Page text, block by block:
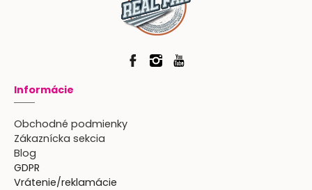
Informácie
Obchodné podmienky
Zákaznícka sekcia
Blog
GDPR
Vrátenie/reklamácie